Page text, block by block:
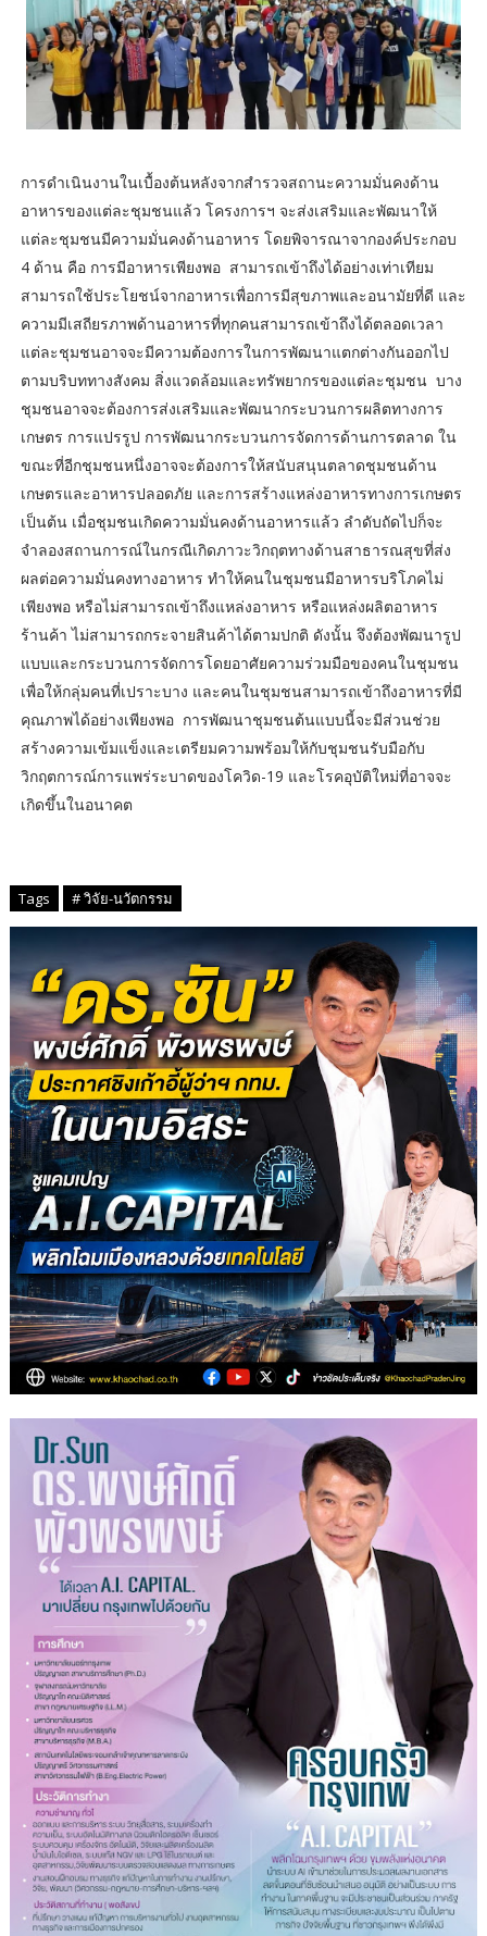
การดำเนินงานในเบื้องต้นหลังจากสำรวจสถานะความมั่นคงด้าน
อาหารของแต่ละชุมชนแล้ว โครงการฯ จะส่งเสริมและพัฒนาให้
แต่ละชุมชนมีความมั่นคงด้านอาหาร โดยพิจารณาจากองค์ประกอบ
4 ด้าน คือ การมีอาหารเพียงพอ สามารถเข้าถึงได้อย่างเท่าเทียม
สามารถใช้ประโยชน์จากอาหารเพื่อการมีสุขภาพและอนามัยที่ดี และ
ความมีเสถียรภาพด้านอาหารที่ทุกคนสามารถเข้าถึงได้ตลอดเวลา
แต่ละชุมชนอาจจะมีความต้องการในการพัฒนาแตกต่างกันออกไป
ตามบริบททางสังคม สิ่งแวดล้อมและทรัพยากรของแต่ละชุมชน บาง
ชุมชนอาจจะต้องการส่งเสริมและพัฒนากระบวนการผลิตทางการ
เกษตร การแปรรูป การพัฒนากระบวนการจัดการด้านการตลาด ใน
ขณะที่อีกชุมชนหนึ่งอาจจะต้องการให้สนับสนุนตลาดชุมชนด้าน
เกษตรและอาหารปลอดภัย และการสร้างแหล่งอาหารทางการเกษตร
เป็นต้น เมื่อชุมชนเกิดความมั่นคงด้านอาหารแล้ว ลำดับถัดไปก็จะ
จำลองสถานการณ์ในกรณีเกิดภาวะวิกฤตทางด้านสาธารณสุขที่ส่ง
ผลต่อความมั่นคงทางอาหาร ทำให้คนในชุมชนมีอาหารบริโภคไม่
เพียงพอ หรือไม่สามารถเข้าถึงแหล่งอาหาร หรือแหล่งผลิตอาหาร
ร้านค้า ไม่สามารถกระจายสินค้าได้ตามปกติ ดังนั้น จึงต้องพัฒนารูป
แบบและกระบวนการจัดการโดยอาศัยความร่วมมือของคนในชุมชน
เพื่อให้กลุ่มคนที่เปราะบาง และคนในชุมชนสามารถเข้าถึงอาหารที่มี
คุณภาพได้อย่างเพียงพอ การพัฒนาชุมชนต้นแบบนี้จะมีส่วนช่วย
สร้างความเข้มแข็งและเตรียมความพร้อมให้กับชุมชนรับมือกับ
วิกฤตการณ์การแพร่ระบาดของโควิด-19 และโรคอุบัติใหม่ที่อาจจะ
เกิดขึ้นในอนาคต
Tags # วิจัย-นวัตกรรม